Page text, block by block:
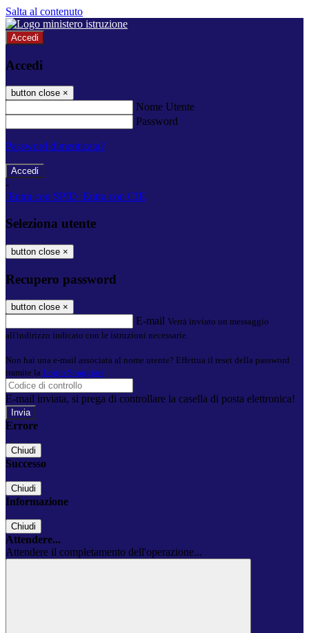
Salta al contenuto
Accedi
Accedi
button close ×
Nome Utente
Password
Password dimenticata?
-
Entra con SPID Entra con CIE
Seleziona utente
button close ×
Recupero password
button close ×
E-mail Verrà inviato un messaggio
all'indirizzo indicato con le istruzioni necessarie.
Non hai una e-mail associata al nome utente? Effettua il reset della password
tramite la Login Spaggiari
E-mail inviata, si prega di controllare la casella di posta elettronica!
Errore
Chiudi
Successo
Chiudi
Informazione
Chiudi
Attendere...
Attendere il completamento dell'operazione...